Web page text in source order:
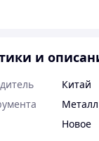
и
Китай
Металл
Новое